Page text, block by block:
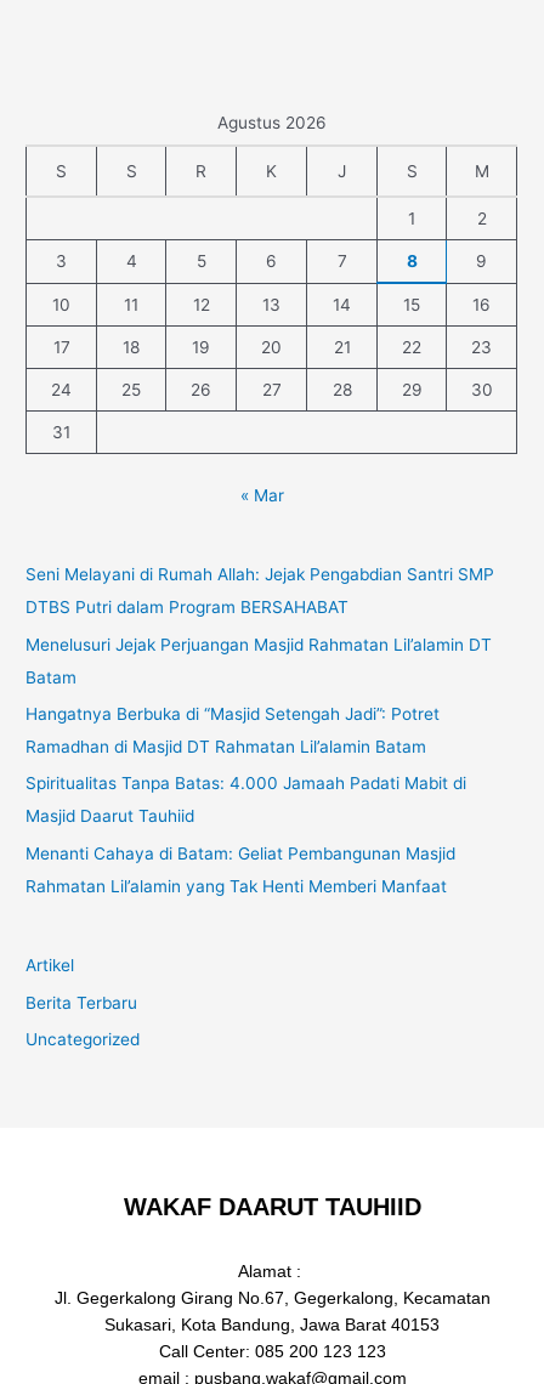
Agustus 2026
S S R K J S M
1 2
3 4 5 6 7 8 9
10 11 12 13 14 15 16
17 18 19 20 21 22 23
24 25 26 27 28 29 30
31
« Mar
Seni Melayani di Rumah Allah: Jejak Pengabdian Santri SMP
DTBS Putri dalam Program BERSAHABAT
Menelusuri Jejak Perjuangan Masjid Rahmatan Lil’alamin DT
Batam
Hangatnya Berbuka di “Masjid Setengah Jadi”: Potret
Ramadhan di Masjid DT Rahmatan Lil’alamin Batam
Spiritualitas Tanpa Batas: 4.000 Jamaah Padati Mabit di
Masjid Daarut Tauhiid
Menanti Cahaya di Batam: Geliat Pembangunan Masjid
Rahmatan Lil’alamin yang Tak Henti Memberi Manfaat
Artikel
Berita Terbaru
Uncategorized
WAKAF DAARUT TAUHIID
Alamat :
Jl. Gegerkalong Girang No.67, Gegerkalong, Kecamatan
Sukasari, Kota Bandung, Jawa Barat 40153
Call Center: 085 200 123 123
email : pusbang.wakaf@gmail.com